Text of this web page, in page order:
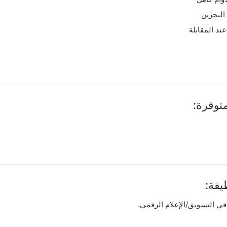
البحرين
المقابلة
التسويق/الإعلام الرقمي.